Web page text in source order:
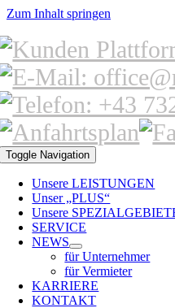
Zum Inhalt springen
Toggle Navigation
Unsere LEISTUNGEN
Unser „PLUS“
Unsere
SERVICE
NEWS
für Unternehmer
für Vermieter
KARRIERE
KONTAKT